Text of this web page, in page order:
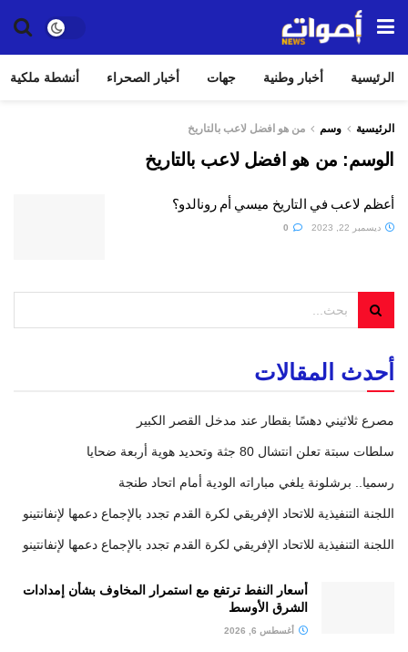
الرئيسية أخبار وطنية جهات أخبار الصحراء أنشطة ملكية
الرئيسية وسم من هو افضل لاعب بالتاريخ
الوسم: من هو افضل لاعب بالتاريخ
أعظم لاعب في التاريخ ميسي أم رونالدو؟
ديسمبر 22, 2023
أحدث المقالات
مصرع ثلاثيني دهسًا بقطار عند مدخل القصر الكبير
سلطات سبتة تعلن انتشال 80 جثة وتحديد هوية أربعة ضحايا
رسميا.. برشلونة يلغي مباراته الودية أمام اتحاد طنجة
اللجنة التنفيذية للاتحاد الإفريقي لكرة القدم تجدد بالإجماع دعمها لإنفانتينو
اللجنة التنفيذية للاتحاد الإفريقي لكرة القدم تجدد بالإجماع دعمها لإنفانتينو
أسعار النفط ترتفع مع استمرار المخاوف بشأن إمدادات
الشرق الأوسط
أغسطس 6, 2026